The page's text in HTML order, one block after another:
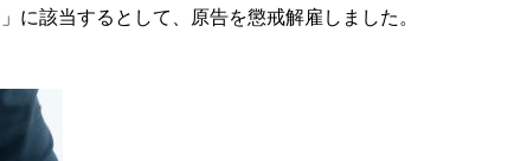
に該当するとして、原告を懲戒解雇しました。